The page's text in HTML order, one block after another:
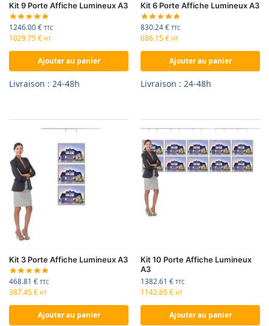
Kit 9 Porte Affiche Lumineux A3
1246.00€ TTC
1029.75€ HT
Ajouter au panier
Livraison : 24-48h
Kit 6 Porte Affiche Lumineux A3
830.24€ TTC
686.15€ HT
Ajouter au panier
Livraison : 24-48h
Kit 3 Porte Affiche Lumineux A3
468.81 € TTC
387.45€ HT
Ajouter au panier
Kit 10 Porte Affiche Lumineux
A3
1382.61 € TTC
1142.65€ HT
Ajouter au panier